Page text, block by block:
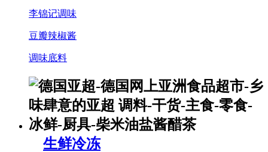
李锦记调味
豆瓣辣椒酱
调味底料
生鲜冷冻